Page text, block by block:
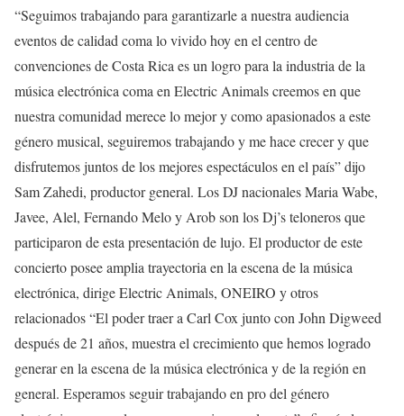
“Seguimos trabajando para garantizarle a nuestra audiencia
eventos de calidad coma lo vivido hoy en el centro de
convenciones de Costa Rica es un logro para la industria de la
música electrónica coma en Electric Animals creemos en que
nuestra comunidad merece lo mejor y como apasionados a este
género musical, seguiremos trabajando y me hace crecer y que
disfrutemos juntos de los mejores espectáculos en el país” dijo
Sam Zahedi, productor general. Los DJ nacionales Maria Wabe,
Javee, Alel, Fernando Melo y Arob son los Dj’s teloneros que
participaron de esta presentación de lujo. El productor de este
concierto posee amplia trayectoria en la escena de la música
electrónica, dirige Electric Animals, ONEIRO y otros
relacionados “El poder traer a Carl Cox junto con John Digweed
después de 21 años, muestra el crecimiento que hemos logrado
generar en la escena de la música electrónica y de la región en
general. Esperamos seguir trabajando en pro del género